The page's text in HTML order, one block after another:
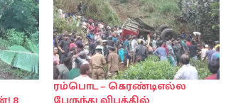
ரம்பொட – கெரண்டிஎல்ல